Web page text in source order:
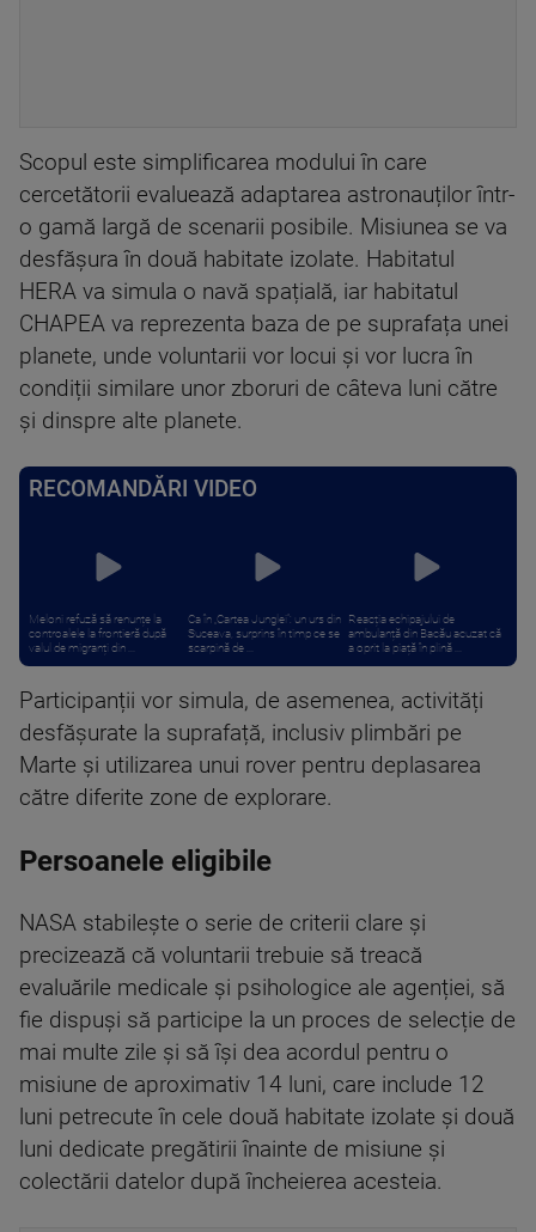
Scopul este simplificarea modului în care
cercetătorii evaluează adaptarea astronauților într-
o gamă largă de scenarii posibile. Misiunea se va
desfășura în două habitate izolate. Habitatul
HERA va simula o navă spațială, iar habitatul
CHAPEA va reprezenta baza de pe suprafața unei
planete, unde voluntarii vor locui și vor lucra în
condiții similare unor zboruri de câteva luni către
și dinspre alte planete.
RECOMANDĂRI VIDEO
Meloni refuză să renunțe la
controalele la frontieră după
valul de migranți din ...
Ca în „Cartea Junglei”: un urs din
Suceava, surprins în timp ce se
scarpină de ...
Reacția echipajului de
ambulanță din Bacău acuzat că
a oprit la piață în plină ...
Participanții vor simula, de asemenea, activități
desfășurate la suprafață, inclusiv plimbări pe
Marte și utilizarea unui rover pentru deplasarea
către diferite zone de explorare.
Persoanele eligibile
NASA stabilește o serie de criterii clare și
precizează că voluntarii trebuie să treacă
evaluările medicale și psihologice ale agenției, să
fie dispuși să participe la un proces de selecție de
mai multe zile și să își dea acordul pentru o
misiune de aproximativ 14 luni, care include 12
luni petrecute în cele două habitate izolate și două
luni dedicate pregătirii înainte de misiune și
colectării datelor după încheierea acesteia.